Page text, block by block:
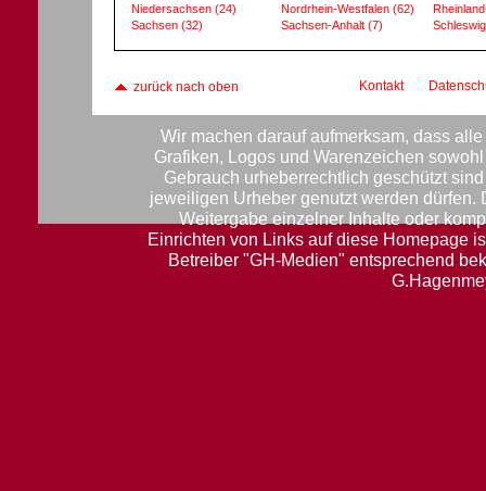
Niedersachsen (24) Nordrhein-Westfalen (62)
Sachsen (32) Sachsen-Anhalt (7)
zurück nach oben Kontakt
Wir machen darauf aufmerksam, dass
Grafiken, Logos und Warenzeichen
Gebrauch urheberrechtlich geschützt
jeweiligen Urheber genutzt werden
Weitergabe einzelner Inhalte oder
Einrichten von Links auf diese Homepage
Betreiber "GH-Medien" entsprechend